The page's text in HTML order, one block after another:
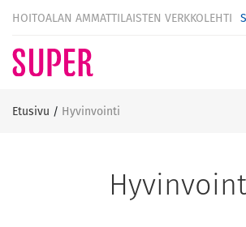
HOITOALAN AMMATTILAISTEN VERKKOLEHTI
Etusivu / Hyvinvointi